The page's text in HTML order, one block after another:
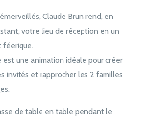
Claude Brun rend, en
votre lieu de réception en un
féerique.
est une animation idéale pour créer
invités et rapprocher les 2 familles
de table en table pendant le